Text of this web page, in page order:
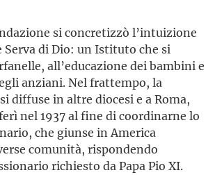
si concretizzò l’intuizione
Serva di Dio: un Istituto che si
all’educazione dei bambini e
anziani. Nel frattempo, la
diffuse in altre diocesi e a Roma,
nel 1937 al fine di coordinarne lo
che giunse in America
comunità, rispondendo
richiesto da Papa Pio XI.